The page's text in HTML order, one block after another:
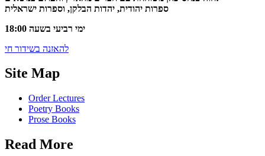
ימי רביעי בשעה 18:00
להאזנה בשידור חי
Site Map
Order Lectures
Poetry Books
Prose Books
Read More